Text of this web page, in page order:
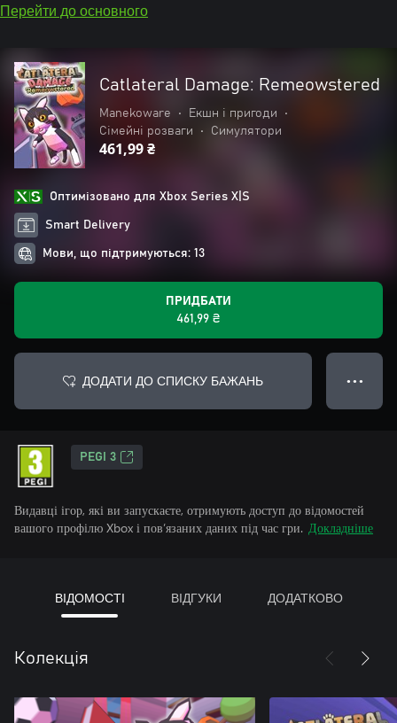
Перейти до основного
Catlateral Damage: Remeowstered
Manekoware • Екшн і пригоди
•
Сімейні розваги
• Симулятори
461,99 ₴
Оптимізовано для Xbox Series X|S
Smart Delivery
Мови, що підтримуються: 13
ПРИДБАТИ
461,99 ₴
ДОДАТИ ДО СПИСКУ БАЖАНЬ ● ● ●
PEGI 3
Видавці ігор, які ви запускаєте, отримують доступ до відомостей
вашого профілю Xbox і пов’язаних даних під час гри. Докладніше
ВІДОМОСТІ ВІДГУКИ ДОДАТКОВО
Колекція